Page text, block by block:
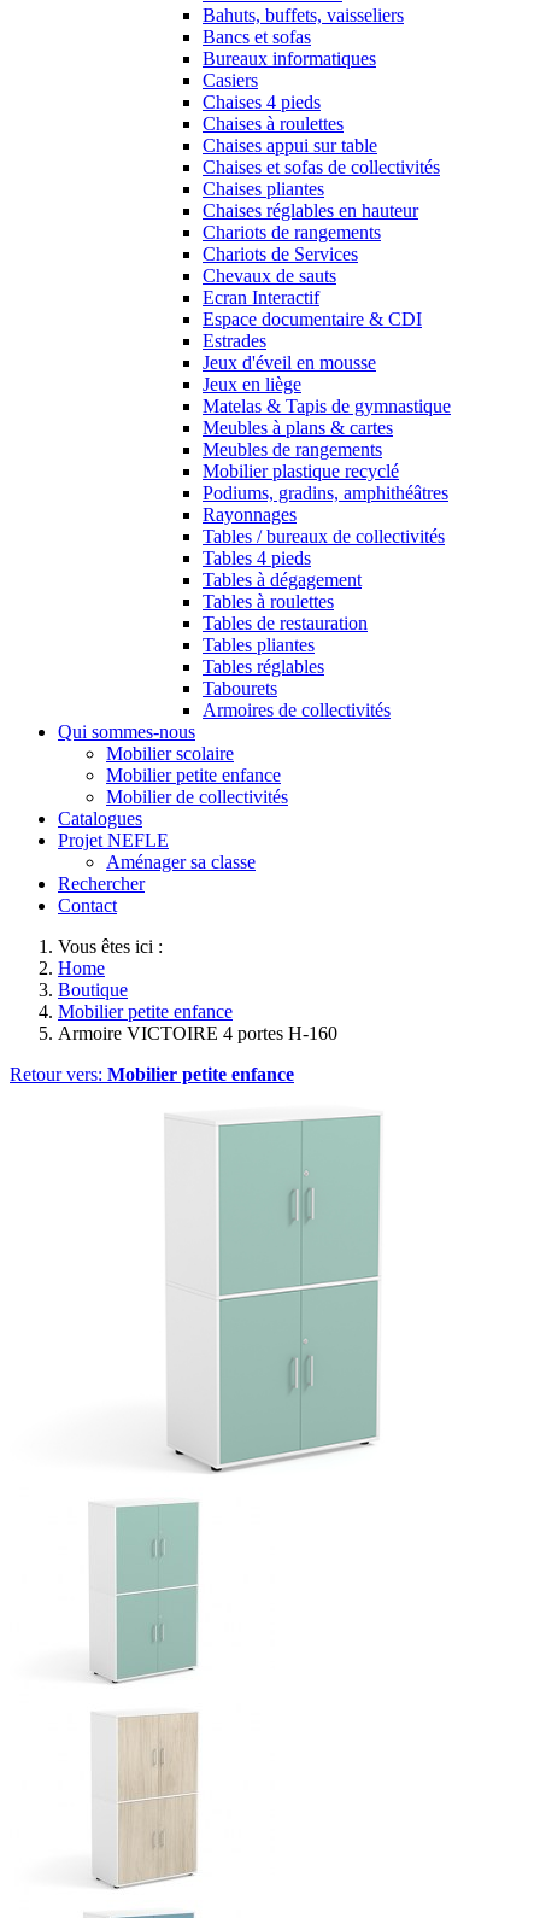
Bahuts, buffets, vaisseliers
Bancs et sofas
Bureaux informatiques
Casiers
Chaises 4 pieds
Chaises à roulettes
Chaises appui sur table
Chaises et sofas de collectivités
Chaises pliantes
Chaises réglables en hauteur
Chariots de rangements
Chariots de Services
Chevaux de sauts
Ecran Interactif
Espace documentaire & CDI
Estrades
Jeux d'éveil en mousse
Jeux en liège
Matelas & Tapis de gymnastique
Meubles à plans & cartes
Meubles de rangements
Mobilier plastique recyclé
Podiums, gradins, amphithéâtres
Rayonnages
Tables / bureaux de collectivités
Tables 4 pieds
Tables à dégagement
Tables à roulettes
Tables de restauration
Tables pliantes
Tables réglables
Tabourets
Armoires de collectivités
Qui sommes-nous
Mobilier scolaire
Mobilier petite enfance
Mobilier de collectivités
Catalogues
Projet NEFLE
Aménager sa classe
Rechercher
Contact
Vous êtes ici :
Home
Boutique
Mobilier petite enfance
Armoire VICTOIRE 4 portes H-160
Retour vers: Mobilier petite enfance